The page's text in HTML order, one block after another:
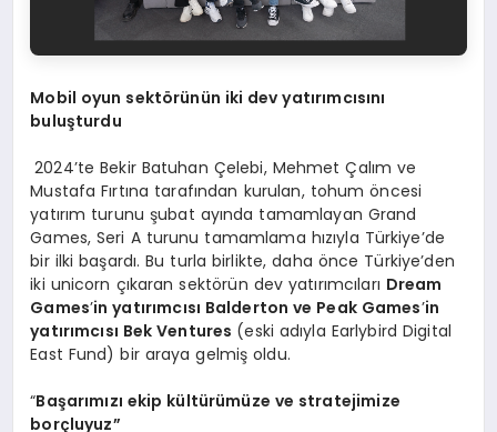
Mobil oyun sektörünün iki dev yatırımcısını
buluşturdu
2024’te Bekir Batuhan Çelebi, Mehmet Çalım ve
Mustafa Fırtına tarafından kurulan, tohum öncesi
yatırım turunu şubat ayında tamamlayan Grand
Games, Seri A turunu tamamlama hızıyla Türkiye’de
bir ilki başardı. Bu turla birlikte, daha önce Türkiye’den
iki unicorn çıkaran sektörün dev yatırımcıları Dream
Games’in yatırımcısı Balderton ve Peak Games’in
yatırımcısı Bek Ventures (eski adıyla Earlybird Digital
East Fund) bir araya gelmiş oldu.
“Başarımızı ekip kültürümüze ve stratejimize
borçluyuz”